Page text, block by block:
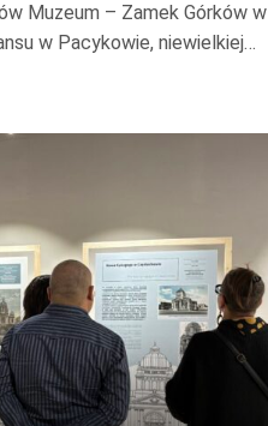
Muzeum – Zamek Górków w
w Pacykowie, niewielkiej…